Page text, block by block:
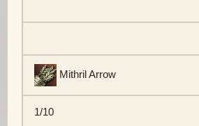
Mithril Arrow
1/10